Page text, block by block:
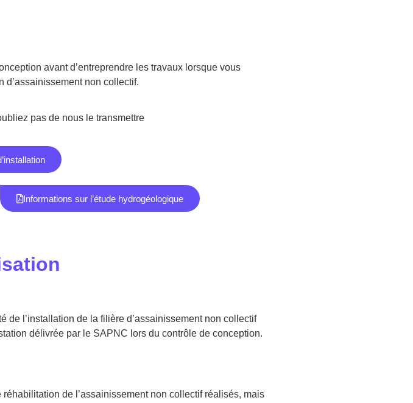
avant d’entreprendre les travaux lorsque vous
non collectif.
pas de nous le transmettre
Informations sur l’étude hydrogéologique
de l’installation de la filière d’assainissement non collectif
délivrée par le SAPNC lors du contrôle de conception.
de l’assainissement non collectif réalisés, mais